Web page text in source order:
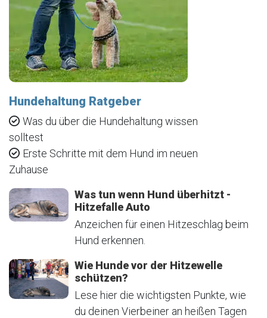
Hundehaltung Ratgeber
Was du über die Hundehaltung wissen
solltest
Erste Schritte mit dem Hund im neuen
Zuhause
Was tun wenn Hund überhitzt -
Hitzefalle Auto
Anzeichen für einen Hitzeschlag beim
Hund erkennen.
Wie Hunde vor der Hitzewelle
schützen?
Lese hier die wichtigsten Punkte, wie
du deinen Vierbeiner an heißen Tagen